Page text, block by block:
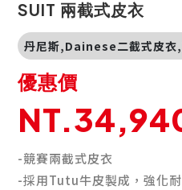
SUIT 兩截式皮衣
丹尼斯,Dainese二截式皮衣
優惠價
-競賽兩截式皮衣
-採用Tutu牛皮製成，強化